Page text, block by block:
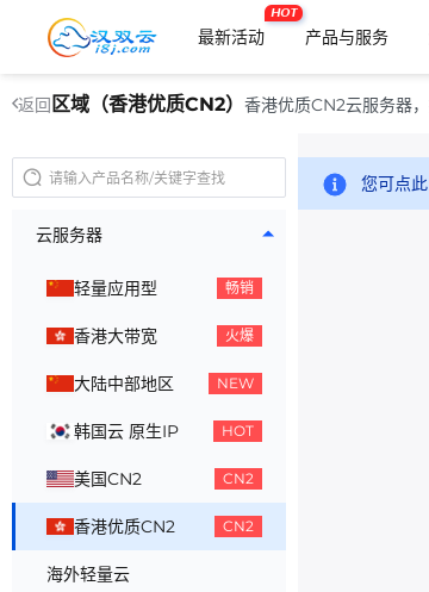
最新活动
HOT
产品与服务
返回 区域（香港优质CN2） 香港优质CN2云服务器
云服务器
轻量应用型 畅销
香港大带宽 火爆
大陆中部地区 NEW
韩国云 原生IP HOT
美国CN2 CN2
香港优质CN2 CN2
海外轻量云
您可点此